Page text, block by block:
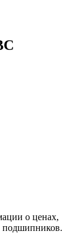
о ценах,
подшипников.